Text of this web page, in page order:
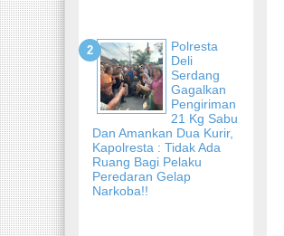
Polresta
Deli
Serdang
Gagalkan
Pengiriman
21 Kg Sabu
Dan Amankan Dua Kurir,
Kapolresta : Tidak Ada
Ruang Bagi Pelaku
Peredaran Gelap
Narkoba!!